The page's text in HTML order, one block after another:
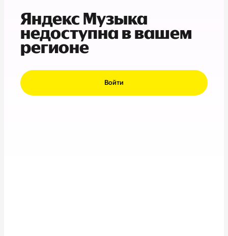
Яндекс Музыка
недоступна в вашем
регионе
Войти